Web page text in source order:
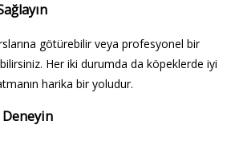
götürebilir veya profesyonel bir
Her iki durumda da köpeklerde iyi
harika bir yoludur.
Deneyin